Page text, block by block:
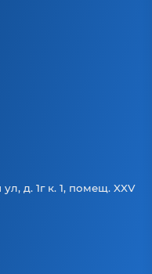
д. 1г к. 1, помещ. XXV